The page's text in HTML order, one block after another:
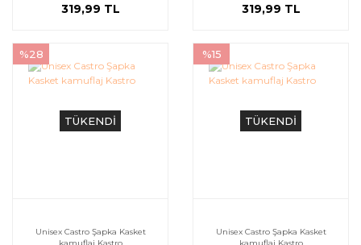
319,99 TL 319,99 TL
TÜKENDİ
%28
Unisex Castro Şapka Kasket
TÜKENDİ
%15
Unisex Castro Şapka Kasket